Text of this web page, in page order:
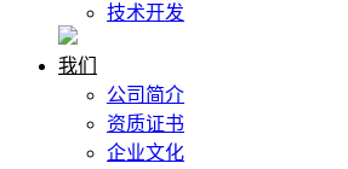
技术开发
我们
公司简介
资质证书
企业文化